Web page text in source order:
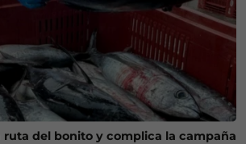
ruta del bonito y complica la campaña